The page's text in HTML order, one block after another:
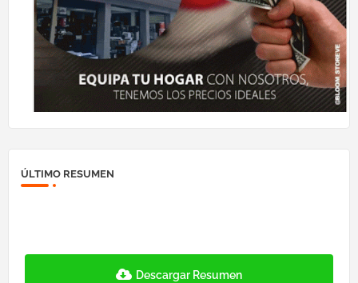
ÚLTIMO RESUMEN
Descargar Resumen